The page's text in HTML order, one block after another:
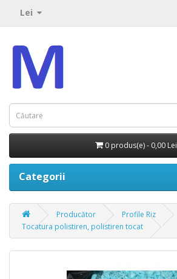
Lei
0 produs(e) - 0,00 Lei
Categorii
Producător
Profile Riz
Tocatura polistiren, polistiren tocat